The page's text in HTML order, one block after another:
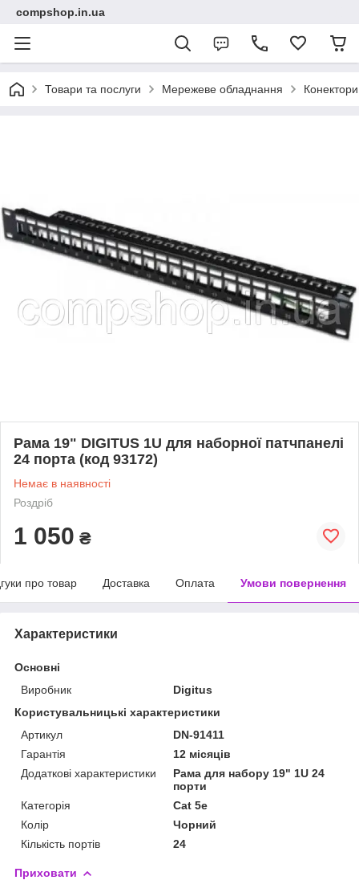
compshop.in.ua
Товари та послуги Мережеве обладнання
Рама 19" DIGITUS 1U для наборної патчпанелі
24 порта (код 93172)
Немає в наявності
Роздріб
1 050 ₴
про товар Доставка Оплата Умови повернення
Характеристики
Основні
Виробник
Digitus
Користувальницькі характеристики
Артикул
DN-91411
Гарантія
12 місяців
Додаткові характеристики
Рама для набору 19" 1U 24
порти
Категорія
Cat 5e
Колір
Чорний
Кількість портів
24
Приховати